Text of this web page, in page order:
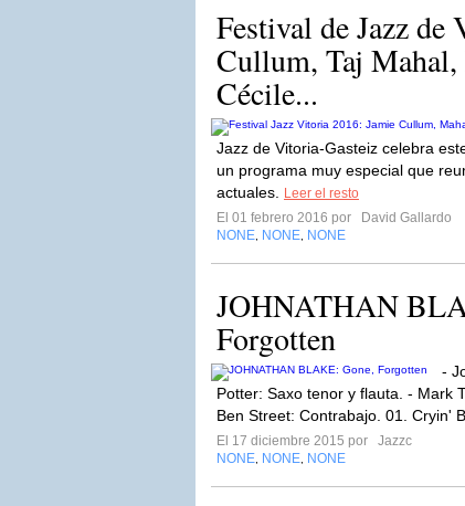
Festival de Jazz
Cullum, Taj Mahal,
Cécile...
Jazz de Vitoria-Gasteiz celebra
un programa muy especial que
actuales.
Leer el resto
El 01 febrero 2016 por
David Gallardo
NONE NONE NONE
JOHNATHAN
Forgotten
-
Potter: Saxo tenor y flauta. - Mark
Ben Street: Contrabajo. 01. Cryin'
El 17 diciembre 2015 por
Jazzc
NONE NONE NONE